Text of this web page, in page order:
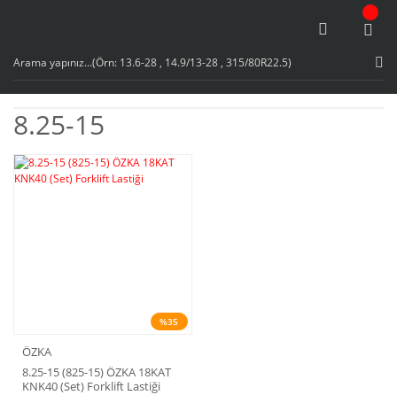
8.25-15
%35
ÖZKA
8.25-15 (825-15) ÖZKA 18KAT
KNK40 (Set) Forklift Lastiği